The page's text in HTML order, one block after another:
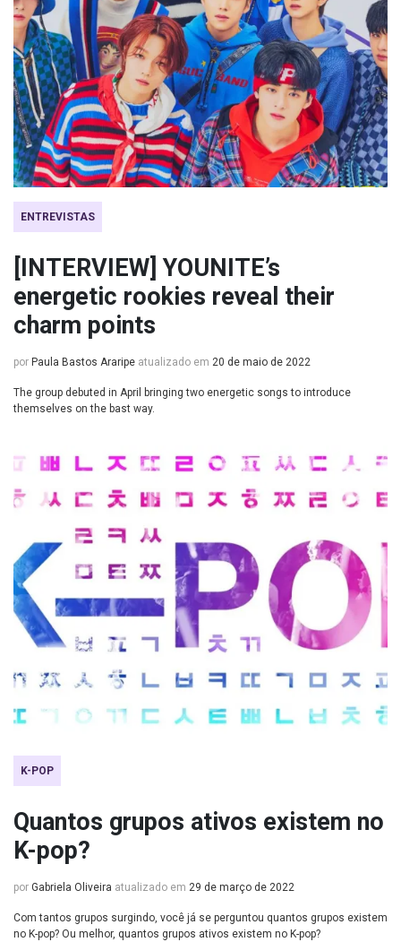
ENTREVISTAS
[INTERVIEW] YOUNITE’s
energetic rookies reveal their
charm points
por Paula Bastos Araripe atualizado em 20 de maio de 2022
The group debuted in April bringing two energetic songs to introduce
themselves on the bast way.
K-POP
Quantos grupos ativos existem no
K-pop?
por Gabriela Oliveira atualizado em 29 de março de 2022
Com tantos grupos surgindo, você já se perguntou quantos grupos existem
no K-pop? Ou melhor, quantos grupos ativos existem no K-pop?